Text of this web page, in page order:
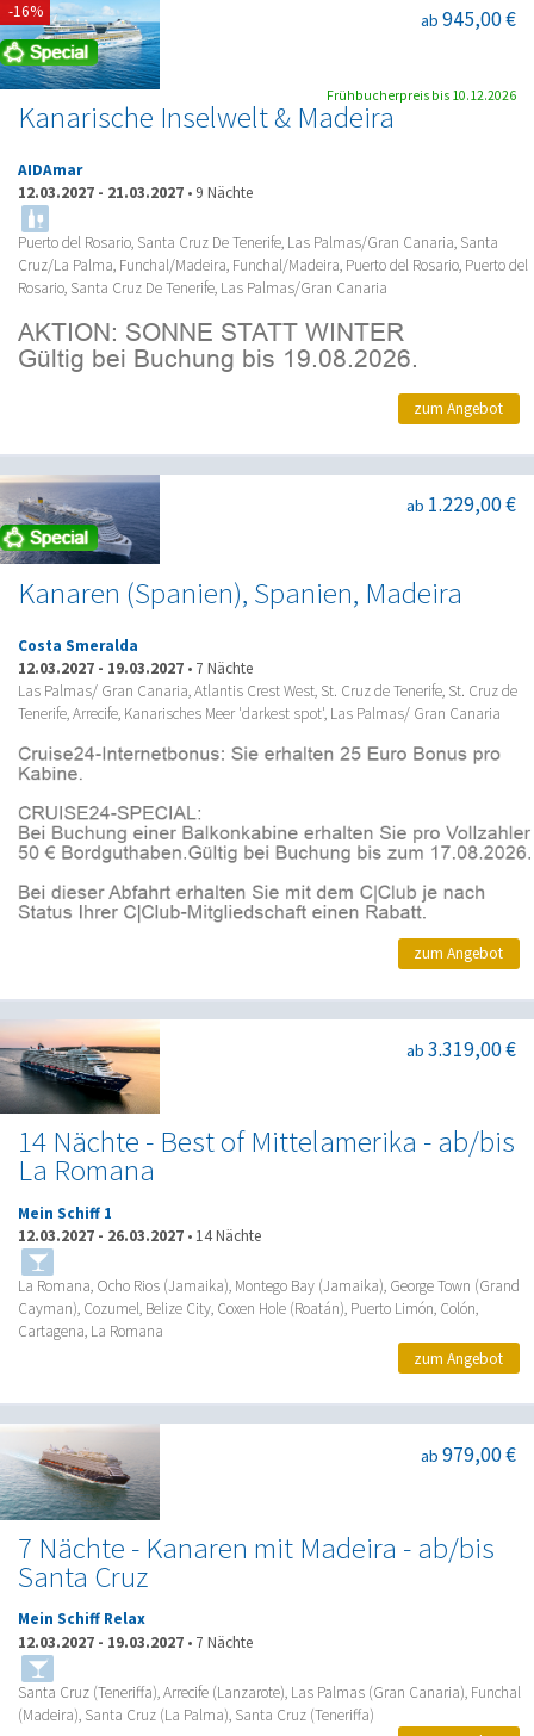
Kanarische Inselwelt & Madeira
ab 945,00 €
AIDAmar
12.03.2027 - 21.03.2027 • 9 Nächte
Puerto del Rosario, Santa Cruz De Tenerife, Las Palmas/Gran Canaria, Santa
Cruz/La Palma, Funchal/Madeira, Funchal/Madeira, Puerto del Rosario, Puerto del
Rosario, Santa Cruz De Tenerife, Las Palmas/Gran Canaria
-16%
Frühbucherpreis bis 10.12.2026
zum Angebot
Kanaren (Spanien), Spanien, Madeira
ab 1.229,00 €
Costa Smeralda
12.03.2027 - 19.03.2027 • 7 Nächte
Las Palmas/ Gran Canaria, Atlantis Crest West, St. Cruz de Tenerife, St. Cruz de
Tenerife, Arrecife, Kanarisches Meer 'darkest spot', Las Palmas/ Gran Canaria
zum Angebot
14 Nächte - Best of Mittelamerika - ab/bis
La Romana
ab 3.319,00 €
Mein Schiff 1
12.03.2027 - 26.03.2027 • 14 Nächte
La Romana, Ocho Rios (Jamaika), Montego Bay (Jamaika), George Town (Grand
Cayman), Cozumel, Belize City, Coxen Hole (Roatán), Puerto Limón, Colón,
Cartagena, La Romana
zum Angebot
7 Nächte - Kanaren mit Madeira - ab/bis
Santa Cruz
ab 979,00 €
Mein Schiff Relax
12.03.2027 - 19.03.2027 • 7 Nächte
Santa Cruz (Teneriffa), Arrecife (Lanzarote), Las Palmas (Gran Canaria), Funchal
(Madeira), Santa Cruz (La Palma), Santa Cruz (Teneriffa)